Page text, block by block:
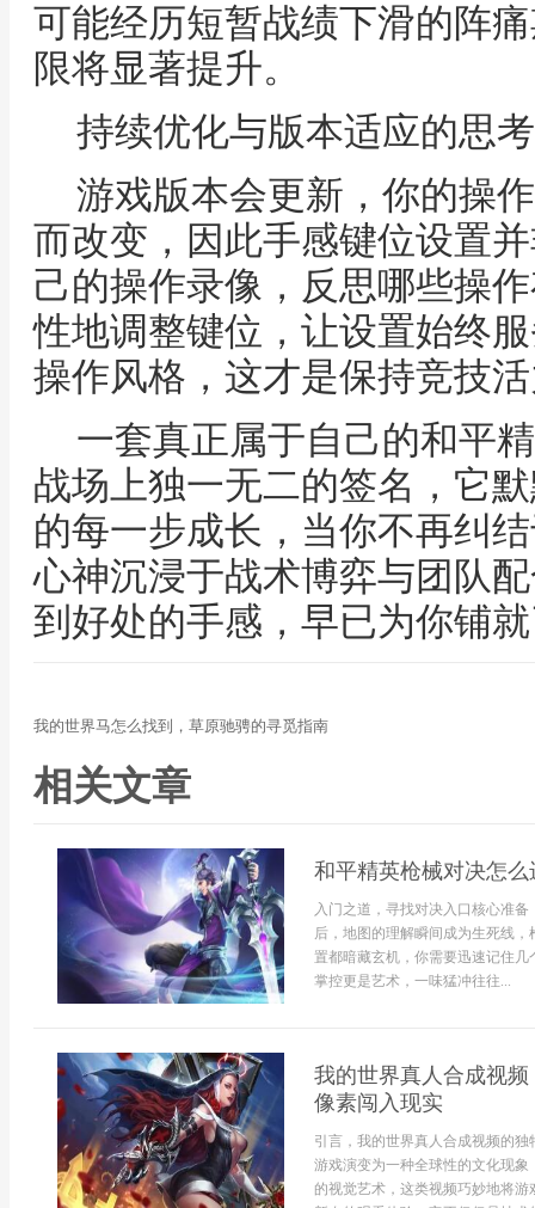
可能经历短暂战绩下滑的阵
限将显著提升。
持续优化与版本适应的思考
游戏版本会更新，你的操
而改变，因此手感键位设置
己的操作录像，反思哪些操
性地调整键位，让设置始终
操作风格，这才是保持竞技
一套真正属于自己的和平
战场上独一无二的签名，它
的每一步成长，当你不再纠
心神沉浸于战术博弈与团队
到好处的手感，早已为你铺
我的世界马怎么找到，草原驰骋的寻觅指南
相关文章
和平精英枪械对决怎
入门之道，寻找对决入口核心准
后，地图的理解瞬间成为生死线
置都暗藏玄机，你需要迅速记住
掌控更是艺术，一味猛冲往往...
我的世界真人合成视
像素闯入现实
引言，我的世界真人合成视频的
游戏演变为一种全球性的文化现
的视觉艺术，这类视频巧妙地将